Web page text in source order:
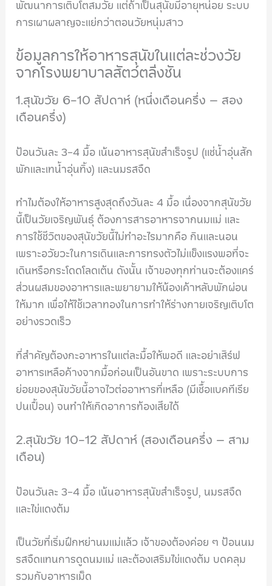
พัฒนาการเติบโตสมวัย แต่ถ้าเป็นสุนัขมีอายุหน่อย ระบบ
การเผาผลาญจะแย่กว่าตอนวัยหนุ่มสาว
ข้อมูลการให้อาหารสุนัขในแต่ละช่วงวัย
จากโรงพยาบาลสัตว์ตลิ่งชัน
1.สุนัขวัย 6-10 สัปดาห์ (หนึ่งเดือนครึ่ง – สอง
เดือนครึ่ง)
ป้อนวันละ 3-4 มื้อ เน้นอาหารสุนัขสำเร็จรูป (แช่น้ำอุ่นสัก
พักและเทน้ำอุ่นทิ้ง) และนมรสจืด
ทำไมต้องให้อาหารสูงสุดถึงวันละ 4 มื้อ เนื่องจากสุนัขวัย
นี้เป็นวัยเจริญพันธุ์ ต้องการสารอาหารจากนมแม่ และ
การใช้ชีวิตของสุนัขวัยนี้ไม่ทำอะไรมากคือ กินและนอน
เพราะอวัยวะในการเดินและการทรงตัวไม่แข็งแรงพอที่จะ
เดินหรือกระโดดโลดเต้น ดังนั้น เจ้าของทุกท่านจะต้องแคร์
ส่วนผสมของอาหารและพยายามให้น้องเค้าหลับพักผ่อน
ให้มาก เพื่อให้ใช้เวลาทองในการทำให้ร่างกายเจริญเติบโต
อย่างรวดเร็ว
ที่สำคัญต้องกะอาหารในแต่ละมื้อให้พอดี และอย่าเสิร์ฟ
อาหารเหลือค้างจากมื้อก่อนเป็นอันขาด เพราะระบบการ
ย่อยของสุนัขวัยนี้อาจไวต่ออาหารที่เหลือ (มีเชื้อแบคทีเรีย
ปนเปื้อน) จนทำให้เกิดอาการท้องเสียได้
2.สุนัขวัย 10-12 สัปดาห์ (สองเดือนครึ่ง – สาม
เดือน)
ป้อนวันละ 3-4 มื้อ เน้นอาหารสุนัขสำเร็จรูป, นมรสจืด
และไข่แดงต้ม
เป็นวัยที่เริ่มฝึกหย่านมแม่แล้ว เจ้าของต้องค่อย ๆ ป้อนนม
รสจืดแทนการดูดนมแม่ และต้องเสริมไข่แดงต้ม บดคลุม
รวมกับอาหารเม็ด